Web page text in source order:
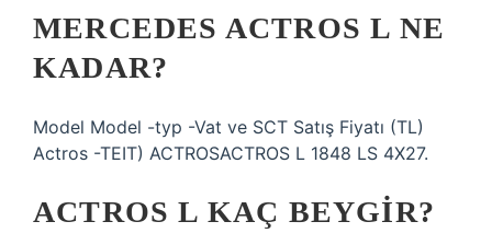
MERCEDES ACTROS L NE
KADAR?
Model Model -typ -Vat ve SCT Satış Fiyatı (TL)
Actros -TEIT) ACTROSACTROS L 1848 LS 4X27.
ACTROS L KAÇ BEYGIR?